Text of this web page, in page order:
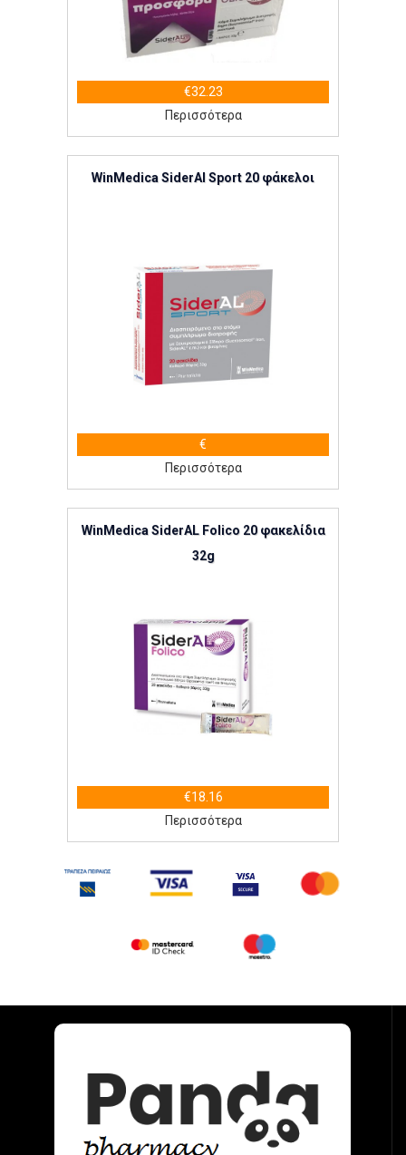
€32.23
Περισσότερα
WinMedica SiderAl Sport 20 φάκελοι
€
Περισσότερα
WinMedica SiderAL Folico 20 φακελίδια
32g
€18.16
Περισσότερα